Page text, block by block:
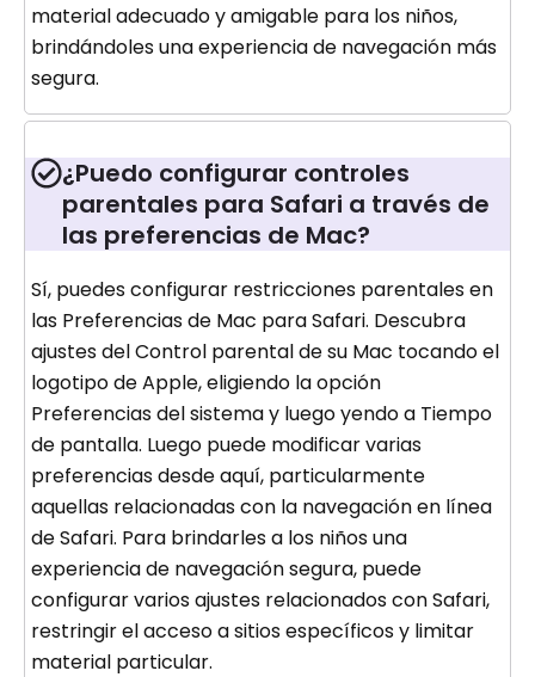
material adecuado y amigable para los niños,
brindándoles una experiencia de navegación más
segura.
¿Puedo configurar controles
parentales para Safari a través de
las preferencias de Mac?
Sí, puedes configurar restricciones parentales en
las Preferencias de Mac para Safari. Descubra
ajustes del Control parental de su Mac tocando el
logotipo de Apple, eligiendo la opción
Preferencias del sistema y luego yendo a Tiempo
de pantalla. Luego puede modificar varias
preferencias desde aquí, particularmente
aquellas relacionadas con la navegación en línea
de Safari. Para brindarles a los niños una
experiencia de navegación segura, puede
configurar varios ajustes relacionados con Safari,
restringir el acceso a sitios específicos y limitar
material particular.